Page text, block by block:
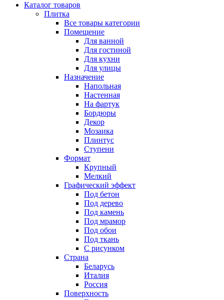
Каталог товаров
Плитка
Все товары категории
Помещение
Для ванной
Для гостиной
Для кухни
Для улицы
Назначение
Напольная
Настенная
На фартук
Бордюры
Декор
Мозаика
Плинтус
Ступени
Формат
Крупный
Мелкий
Графический эффект
Под бетон
Под дерево
Под камень
Под мрамор
Под обои
Под ткань
С рисунком
Страна
Беларусь
Италия
Россия
Поверхность